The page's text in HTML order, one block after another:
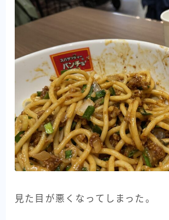
見た目が悪くなってしまった。